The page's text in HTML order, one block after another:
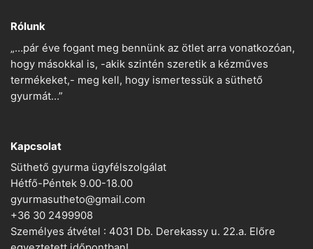
Rólunk
„…pár éve fogant meg bennünk az ötlet arra vonatkozóan,
hogy másokkal is, -akik szintén szeretik a kézműves
termékeket,- meg kell, hogy ismertessük a süthető
gyurmát…”
Kapcsolat
Süthető gyurma ügyfélszolgálat
Hétfő-Péntek 9.00-18.00
gyurmasutheto@gmail.com
+36 30 2499908
Személyes átvétel : 4031 Db. Derekassy u. 22.a. Előre